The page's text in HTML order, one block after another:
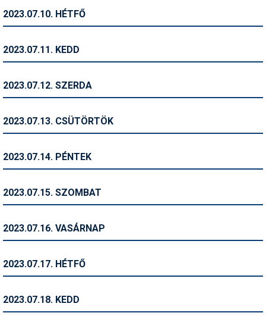
Síbérletárak
Sífelszerelés
Símánia
Síszerviz
2023.07.10. HÉTFŐ
2023.07.11. KEDD
2023.07.12. SZERDA
2023.07.13. CSÜTÖRTÖK
2023.07.14. PÉNTEK
2023.07.15. SZOMBAT
2023.07.16. VASÁRNAP
2023.07.17. HÉTFŐ
2023.07.18. KEDD